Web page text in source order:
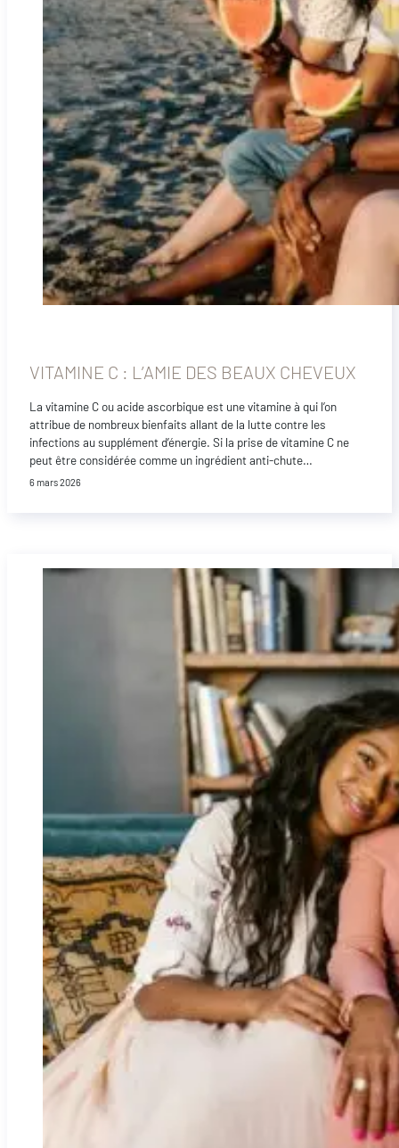
VITAMINE C : L’AMIE DES BEAUX CHEVEUX
La vitamine C ou acide ascorbique est une vitamine à qui l’on
attribue de nombreux bienfaits allant de la lutte contre les
infections au supplément d’énergie. Si la prise de vitamine C ne
peut être considérée comme un ingrédient anti-chute…
6 mars 2026